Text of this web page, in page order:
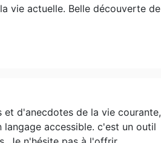
vie actuelle. Belle découverte de
d'anecdotes de la vie courante,
accessible. c'est un outil